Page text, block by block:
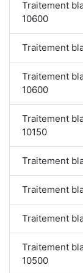
Traitement
10600
Traitement
Traitement
10600
Traitement
10150
Traitement
Traitement
Traitement
Traitement
10500